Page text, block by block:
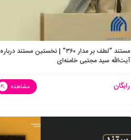
مستند “لطف بر مدار ۳۶۰” | نخستین مستند درباره
آیت‌الله سید مجتبی خامنه‌ای
رایگان مشاهده